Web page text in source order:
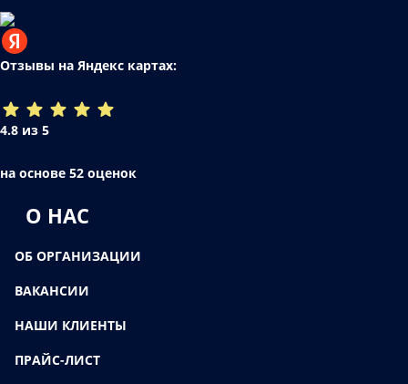
Отзывы на Яндекс картах:
4.8 из 5
на основе 52 оценок
О НАС
ОБ ОРГАНИЗАЦИИ
ВАКАНСИИ
НАШИ КЛИЕНТЫ
ПРАЙС-ЛИСТ